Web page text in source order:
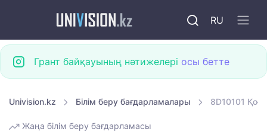
RU
Грант байқауының нәтижелері осы бетте
Univision.kz Білім беру бағдарламалары 8D10101
Жаңа білім беру бағдарламасы